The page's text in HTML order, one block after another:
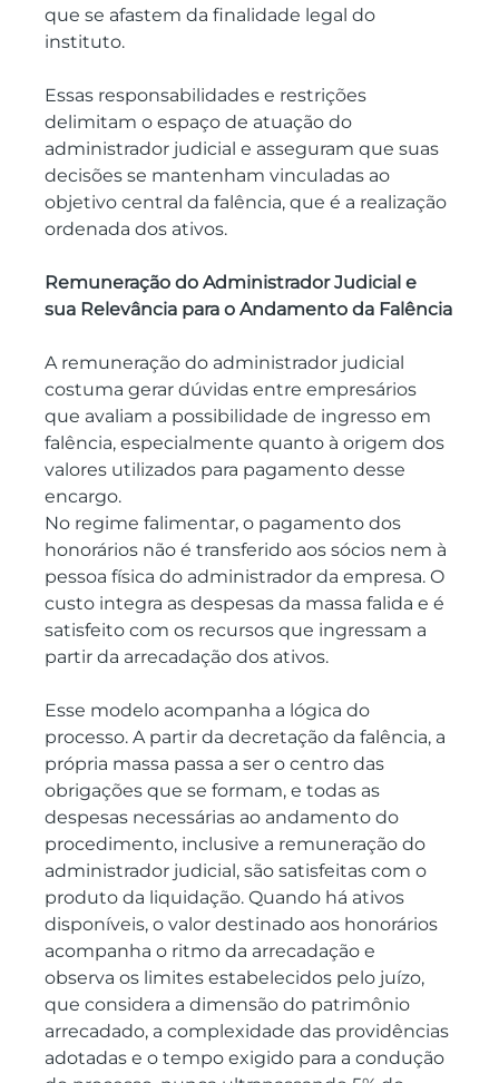
que se afastem da finalidade legal do
instituto.
Essas responsabilidades e restrições
delimitam o espaço de atuação do
administrador judicial e asseguram que suas
decisões se mantenham vinculadas ao
objetivo central da falência, que é a realização
ordenada dos ativos.
Remuneração do Administrador Judicial e
sua Relevância para o Andamento da Falência
A remuneração do administrador judicial
costuma gerar dúvidas entre empresários
que avaliam a possibilidade de ingresso em
falência, especialmente quanto à origem dos
valores utilizados para pagamento desse
encargo.
No regime falimentar, o pagamento dos
honorários não é transferido aos sócios nem à
pessoa física do administrador da empresa. O
custo integra as despesas da massa falida e é
satisfeito com os recursos que ingressam a
partir da arrecadação dos ativos.
Esse modelo acompanha a lógica do
processo. A partir da decretação da falência, a
própria massa passa a ser o centro das
obrigações que se formam, e todas as
despesas necessárias ao andamento do
procedimento, inclusive a remuneração do
administrador judicial, são satisfeitas com o
produto da liquidação. Quando há ativos
disponíveis, o valor destinado aos honorários
acompanha o ritmo da arrecadação e
observa os limites estabelecidos pelo juízo,
que considera a dimensão do patrimônio
arrecadado, a complexidade das providências
adotadas e o tempo exigido para a condução